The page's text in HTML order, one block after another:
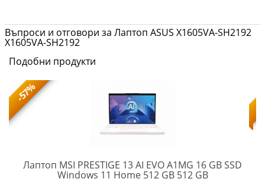
Въпроси и отговори за Лаптоп ASUS X1605VA-SH2192
X1605VA-SH2192
Подобни продукти
-57%
Лаптоп MSI PRESTIGE 13 AI EVO A1MG 16 GB SSD
Windows 11 Home 512 GB 512 GBPRESTIGE